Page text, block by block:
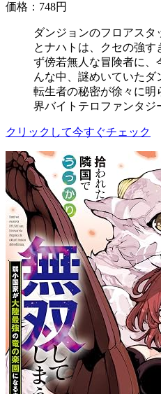
価格：748円
ダンジョンのフロアスタ
とナハトは、クセの強す
ず傍若無人な冒険者に、
んな中、謎めいていたダ
転生者の秘密が徐々に
界バイトテロファンタジ
クリックして今すぐチェック